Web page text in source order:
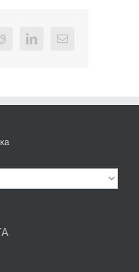
Reddit LinkedInEmail